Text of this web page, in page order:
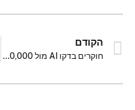
הקודם
חוקרים בדקו AI מול 100,000 בני אדם על יצירתיות